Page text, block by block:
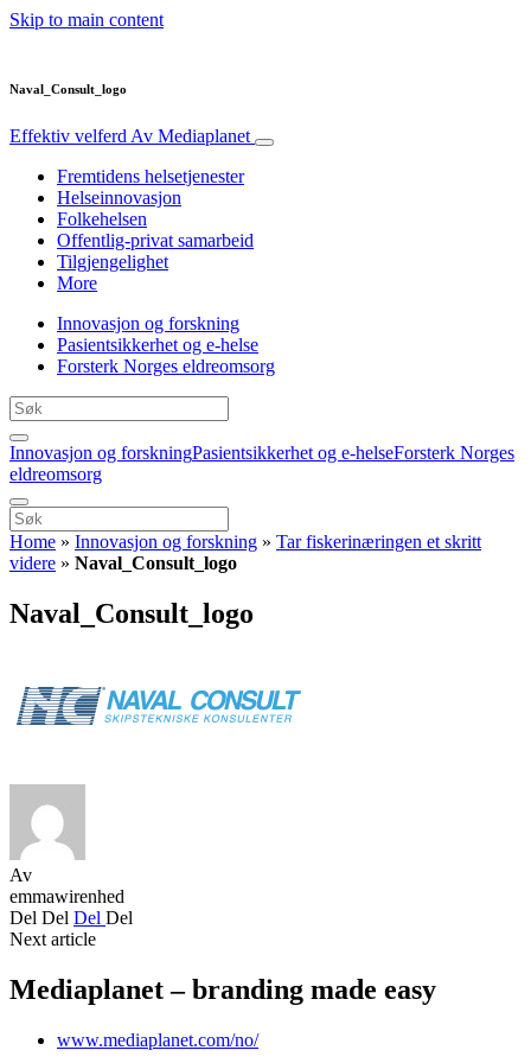
Skip to main content
Naval_Consult_logo
Effektiv velferd Av Mediaplanet
Fremtidens helsetjenester
Helseinnovasjon
Folkehelsen
Offentlig-privat samarbeid
Tilgjengelighet
More
Innovasjon og forskning
Pasientsikkerhet og e-helse
Forsterk Norges eldreomsorg
Innovasjon og forskningPasientsikkerhet og e-helseForsterk Norges
eldreomsorg
Home » Innovasjon og forskning » Tar fiskerinæringen et skritt
videre » Naval_Consult_logo
Naval_Consult_logo
Av
emmawirenhed
Del Del Del Del
Next article
Mediaplanet – branding made easy
www.mediaplanet.com/no/